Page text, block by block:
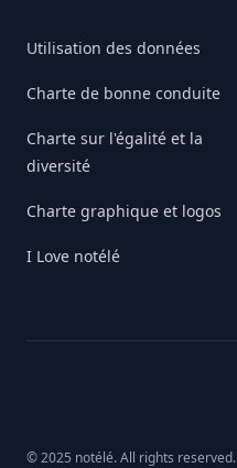
Utilisation des données
Charte de bonne conduite
Charte sur l'égalité et la
diversité
Charte graphique et logos
I Love notélé
© 2025 notélé. All rights reserved.